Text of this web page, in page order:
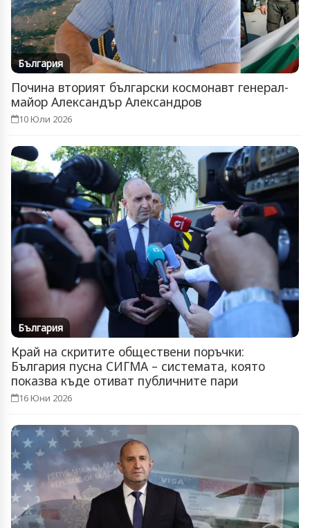
България
Почина вторият български космонавт генерал-
майор Александър Александров
10 Юли 2026
България
Край на скритите обществени поръчки:
България пусна СИГМА – системата, която
показва къде отиват публичните пари
16 Юни 2026